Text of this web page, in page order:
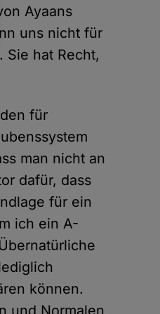
Ayaans
uns nicht für
Sie hat Recht,
für
man nicht an
dafür, dass
für ein
ich ein A-
können.